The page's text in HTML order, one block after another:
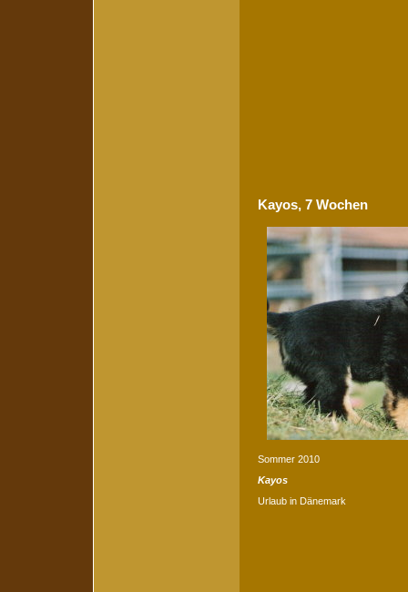
Kayos, 7 Wochen
Sommer 2010
Kayos
Urlaub in Dänemark